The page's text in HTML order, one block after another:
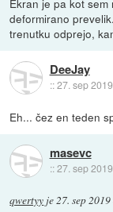
deformirano
trenutku odprejo,
DeeJay
::27. sep
Eh... čez en teden
masevc
::27. sep
qwertyy je27. sep